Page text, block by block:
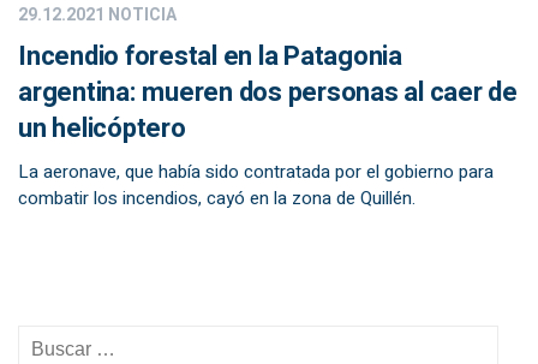
29.12.2021 NOTICIA
Incendio forestal en la Patagonia
argentina: mueren dos personas al caer de
un helicóptero
La aeronave, que había sido contratada por el gobierno para
combatir los incendios, cayó en la zona de Quillén.